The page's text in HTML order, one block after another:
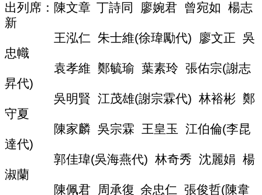
English
導
覽
常
見
答
於
書
出列席：陳文章 丁詩同 廖婉君 曾宛如 楊志
新
王泓仁 朱士維(徐瑋勵代) 廖文正 吳
忠幟
袁孝維 鄭毓瑜 葉素玲 張佑宗(謝志
昇代)
吳明賢 江茂雄(謝宗霖代) 林裕彬 鄭
守夏
陳家麟 吳宗霖 王皇玉 江伯倫(李昆
達代)
郭佳瑋(吳海燕代) 林奇秀 沈麗娟 楊
淑蘭
陳佩君 周承復 余忠仁 張俊哲(陳韋